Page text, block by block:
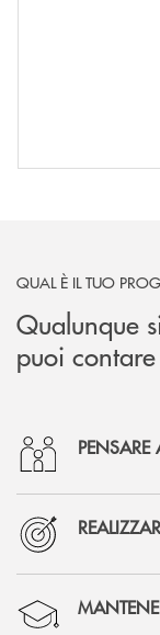
QUAL È IL TUO
Qualunque
puoi